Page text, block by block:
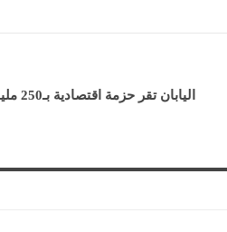
اليابان